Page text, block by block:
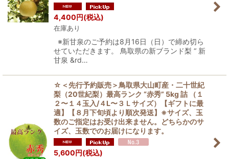
4,400円(税込)
在庫あり
※新甘泉のご予約は8月16日（日）で締め切ら
せていただきます。 鳥取県の新ブランド梨 “ 新
甘泉 &rd…
☆＜先行予約販売＞鳥取県大山町産・二十世紀
梨（20世紀梨）最高ランク “赤秀” 5kg 詰 （１
２〜１４玉入/４L〜３Ｌサイズ）【ギフトに最
適】【８月下旬頃より順次発送】※サイズ、玉
数のご指定はお受け出来ません。どちらかのサ
イズ、玉数でのお届けになります。
5,600円(税込)